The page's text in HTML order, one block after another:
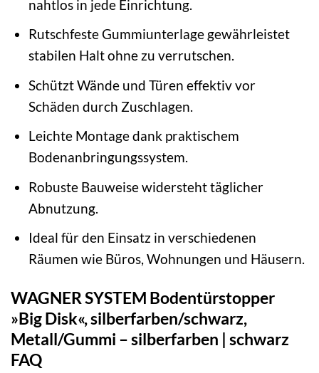
nahtlos in jede Einrichtung.
Rutschfeste Gummiunterlage gewährleistet
stabilen Halt ohne zu verrutschen.
Schützt Wände und Türen effektiv vor
Schäden durch Zuschlagen.
Leichte Montage dank praktischem
Bodenanbringungssystem.
Robuste Bauweise widersteht täglicher
Abnutzung.
Ideal für den Einsatz in verschiedenen
Räumen wie Büros, Wohnungen und Häusern.
WAGNER SYSTEM Bodentürstopper
»Big Disk«, silberfarben/schwarz,
Metall/Gummi – silberfarben | schwarz
FAQ